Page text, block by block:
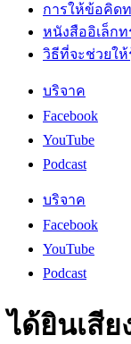
การให้ข้อคิ
หนังสืออิเล็ก
วิธีที่จะช่วยให้
บริจาค
Facebook
YouTube
Podcast
บริจาค
Facebook
YouTube
Podcast
ได้ยินเสีย